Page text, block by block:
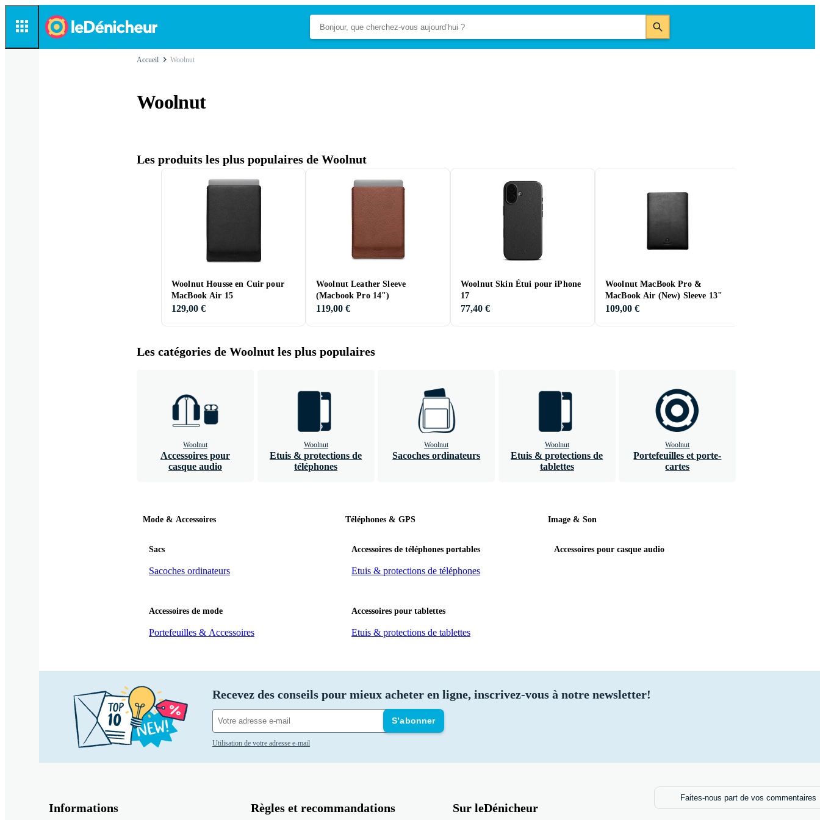
Accueil Woolnut
Woolnut
Les produits les plus populaires de Woolnut
Woolnut Housse en Cuir pour
MacBook Air 15
129,00 €
Woolnut Leather Sleeve
(Macbook Pro 14")
119,00 €
Woolnut Skin Étui pour iPhone
17
77,40 €
Woolnut MacBook Pro &
MacBook Air (New) Sleeve 13"
109,00 €
Les catégories de Woolnut les plus populaires
Woolnut
Accessoires pour
casque audio
Woolnut
Etuis & protections de
téléphones
Woolnut
Sacoches ordinateurs
Woolnut
Etuis & protections de
tablettes
Woolnut
Portefeuilles et porte-
cartes
Mode & Accessoires
Sacs
Sacoches ordinateurs
Accessoires de mode
Portefeuilles & Accessoires
Téléphones & GPS
Accessoires de téléphones portables
Etuis & protections de téléphones
Accessoires pour tablettes
Etuis & protections de tablettes
Image & Son
Accessoires pour casque audio
Recevez des conseils pour mieux acheter en ligne, inscrivez-vous à notre newsletter!
S’abonner
Utilisation de votre adresse e-mail
Informations Règles et recommandations Sur leDénicheur
Faites-nous part de vos commentaires